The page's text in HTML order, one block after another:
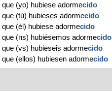
que (yo) hubiese adormecido
que (tú) hubieses adormecido
que (él) hubiese adormecido
que (ns) hubiésemos adormecido
que (vs) hubieseis adormecido
que (ellos) hubiesen adormecido